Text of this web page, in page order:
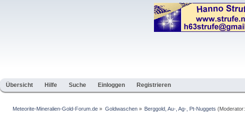
Übersicht Hilfe Suche Einloggen Registrieren
Meteorite-Mineralien-Gold-Forum.de » Goldwaschen» Berggold, Au-, Ag-, Pt-Nuggets (Moderator: